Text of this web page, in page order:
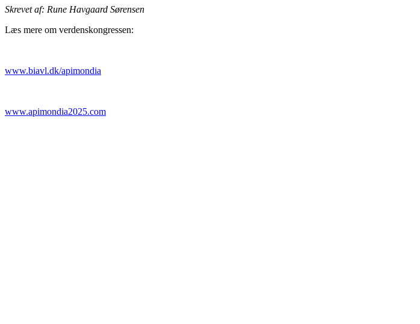
Skrevet af: Rune Havgaard Sørensen
Læs mere om verdenskongressen:
www.biavl.dk/apimondia
www.apimondia2025.com